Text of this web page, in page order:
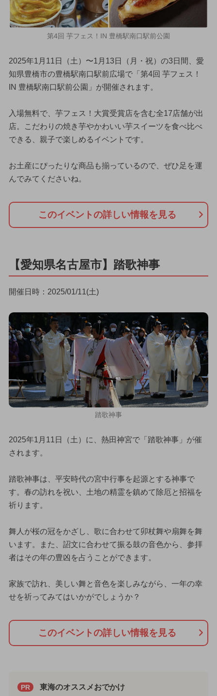
第4回 芋フェス！IN 豊橋駅南口駅前公園
2025年1月11日（土）〜1月13日（月・祝）の3日間、愛
知県豊橋市の豊橋駅南口駅前広場で「第4回 芋フェス！
IN 豊橋駅南口駅前公園」が開催されます。
入場無料で、芋フェス！大賞受賞店を含む全17店舗が出
店。こだわりの焼き芋やかわいい芋スイーツを食べ比べ
できる、親子で楽しめるイベントです。
お土産にぴったりな商品も揃っているので、ぜひ足を運
んでみてくださいね。
このイベントの詳しい情報を見る
【愛知県名古屋市】踏歌神事
開催日時：2025/01/11(土)
踏歌神事
2025年1月11日（土）に、熱田神宮で「踏歌神事」が催
されます。
踏歌神事は、平安時代の宮中行事を起源とする神事で
す。春の訪れを祝い、土地の精霊を鎮めて除厄と招福を
祈ります。
舞人が桜の冠をかざし、歌に合わせて卯杖舞や扇舞を舞
います。また、詔文に合わせて振る鼓の音色から、参拝
者はその年の豊凶を占うことができます。
家族で訪れ、美しい舞と音色を楽しみながら、一年の幸
せを祈ってみてはいかがでしょうか？
このイベントの詳しい情報を見る
PR 東海のオススメおでかけ